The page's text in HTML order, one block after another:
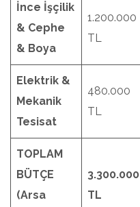
İnce İşçilik
& Cephe
& Boya
1.200.000
TL
Elektrik &
Mekanik
Tesisat
480.000
TL
TOPLAM
BÜTÇE
(Arsa
3.300.000
TL